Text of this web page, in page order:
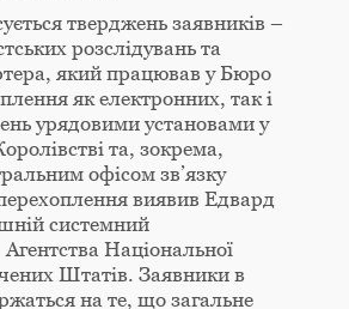
тверджень заявників –
розслідувань та
який працював у Бюро
як електронних, так і
урядовими установами у
та, зокрема,
офісом зв’язку
виявив Едвард
системний
Національної
Штатів. Заявники в
на те, що загальне